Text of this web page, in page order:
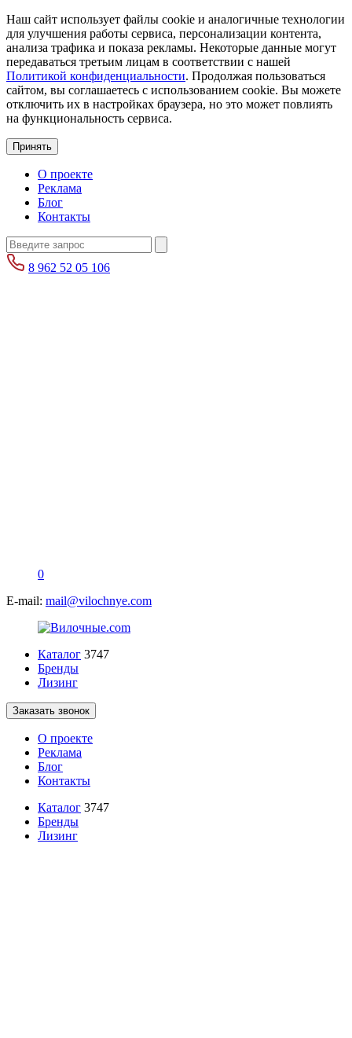
Наш сайт использует файлы cookie и аналогичные технологии
для улучшения работы сервиса, персонализации контента,
анализа трафика и показа рекламы. Некоторые данные могут
передаваться третьим лицам в соответствии с нашей
Политикой конфиденциальности. Продолжая пользоваться
сайтом, вы соглашаетесь с использованием cookie. Вы можете
отключить их в настройках браузера, но это может повлиять
на функциональность сервиса.
Принять
О проекте
Реклама
Блог
Контакты
8 962 52 05 106
0
E-mail: mail@vilochnye.com
Каталог 3747
Бренды
Лизинг
Заказать звонок
О проекте
Реклама
Блог
Контакты
Каталог 3747
Бренды
Лизинг